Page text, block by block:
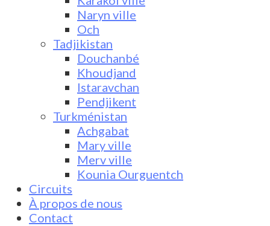
Naryn ville
Och
Tadjikistan
Douchanbé
Khoudjand
Istaravchan
Pendjikent
Turkménistan
Achgabat
Mary ville
Merv ville
Kounia Ourguentch
Circuits
À propos de nous
Contact